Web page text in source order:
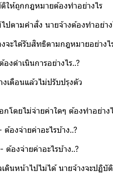
ให้ถูกกฎหมายต้องทำอย่างไร
ตามคำสั่ง นายจ้างต้องทำอย่าง
ะได้รับสิทธิตามกฎหมายอย่างไ
ดำเนินการอย่างไร..?
นายจ้างเตือนแล้วไม่ปรับ
โดยไม่จ่ายค่าใดๆ ต้องทำอย่าง
องจ่ายค่าอะไรบ้าง..?
องจ่ายค่าอะไรบ้าง..?
ดินหน้าไปไม่ได้ นายจ้างจะปฏิ